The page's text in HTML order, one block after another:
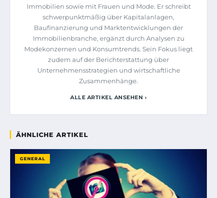
Immobilien sowie mit Frauen und Mode. Er schreibt
schwerpunktmäßig über Kapitalanlagen,
Baufinanzierung und Marktentwicklungen der
Immobilienbranche, ergänzt durch Analysen zu
Modekonzernen und Konsumtrends. Sein Fokus liegt
zudem auf der Berichterstattung über
Unternehmensstrategien und wirtschaftliche
Zusammenhänge.
ALLE ARTIKEL ANSEHEN ›
ÄHNLICHE ARTIKEL
GENERAL